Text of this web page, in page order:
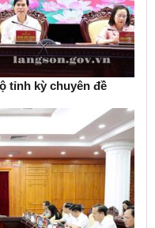
tỉnh kỳ chuyên đề